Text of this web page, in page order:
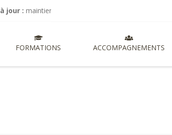
maintien de mes activités de commissariat aux
FORMATIONS ACCOMPAGNEMENTS